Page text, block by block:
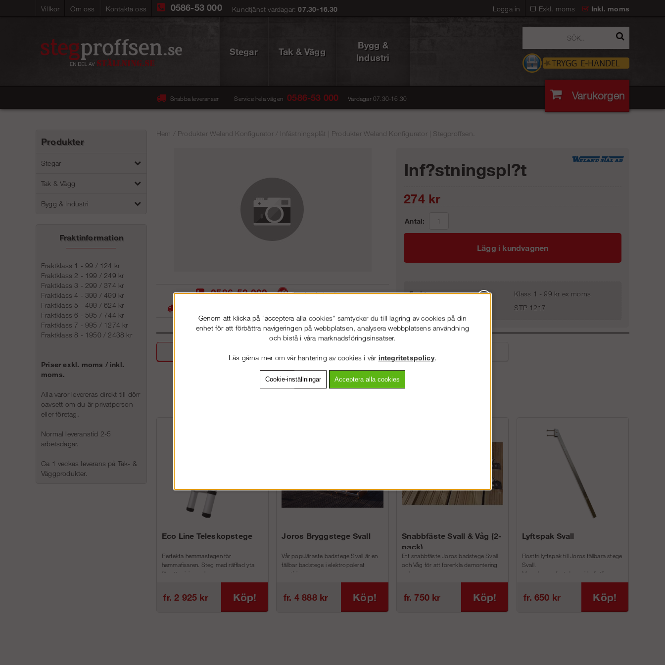
Villkor Om oss Kontakta oss Exkl. moms Inkl. moms
0586-53 000 Kundtjänst vardagar:07.30-16.30 Logga in
Stegar Tak & Vägg
Bygg &
Industri
Snabba leveranser Service hela vägen 0586-53 000 Vardagar 07.30-16.30 Varukorgen
Produkter
Stegar
Tak & Vägg
Bygg & Industri
Fraktinformation
Fraktklass 1 - 99 / 124 kr
Fraktklass 2 - 199 / 249 kr
Fraktklass 3 - 299 / 374 kr
Fraktklass 4 - 399 / 499 kr
Fraktklass 5 - 499 / 624 kr
Fraktklass 6 - 595 / 744 kr
Fraktklass 7 - 995 / 1274 kr
Fraktklass 8 - 1950 / 2438 kr
Priser exkl. moms / inkl.
moms.
Alla varor levereras direkt till dörr
oavsett om du är privatperson
eller företag.
Normal leveranstid 2-5
arbetsdagar.
Ca 1 veckas leverans på Tak- &
Väggprodukter.
Hem Produkter Weland Konfigurator/ Infästningsplåt | Produkter Weland Konfigurator | Stegproffsen.
0586-53 000
Service hela vägen
Inf?stningspl?t
274kr
Antal:
Lägg i kundvagnen
Frakt:
Klass 1 - 99 kr ex moms
STP 1217
Andra köpte även
Eco Line Teleskopstege
Perfekta hemmastegen för
hemmafixaren. Steg med räfflad yta
för att minimera h...
fr. 2 925 kr Köp!
Joros Bryggstege Svall
Vår populäraste badstege Svall är en
fällbar badstege i elektropolerat
rostfri...
fr. 4 888 kr Köp!
Snabbfäste Svall & Våg (2-
pack)
Ett snabbfäste Joros badstege Svall
och Våg för att förenkla demontering
och m...
fr. 750 kr Köp!
Lyftspak Svall
Rostfri lyftspak till Joros fällbara stege
Svall.
Man skruvar fast denna i befintliga
fr. 650 kr Köp!
Genom att klicka på "acceptera alla cookies" samtycker du till lagring av cookies på din
enhet för att förbättra navigeringen på webbplatsen, analysera webbplatsens användning
och bistå i våra marknadsföringsinsatser.
Läs gärna mer om vår hantering av cookies i vår integritetspolicy.
Cookie-inställningar Acceptera alla cookies
VÄNLIGEN VÄLJ PRIVAT ELLER FÖRETAG NEDAN.